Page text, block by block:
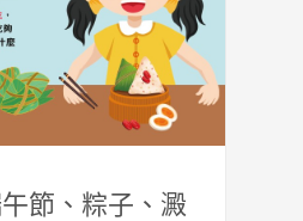
節、粽子、澱